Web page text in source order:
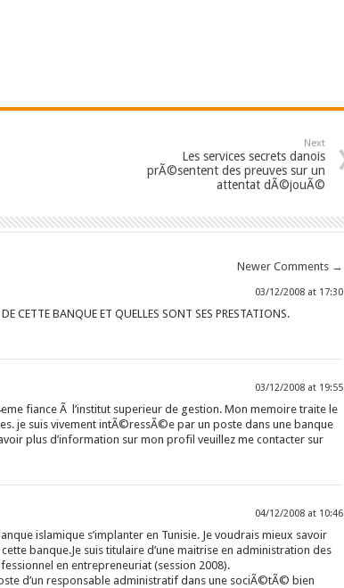
Next
Les services secrets danois
prÃ©sentent des preuves sur un
attentat dÃ©jouÃ©
Newer Comments →
03/12/2008 at 17:30
CETTE BANQUE ET QUELLES SONT SES PRESTATIONS.
03/12/2008 at 19:55
fiance Ã l’institut superieur de gestion. Mon memoire traite le
je suis vivement intÃ©ressÃ©e par un poste dans une banque
plus d’information sur mon profil veuillez me contacter sur
04/12/2008 at 10:46
islamique s’implanter en Tunisie. Je voudrais mieux savoir
banque.Je suis titulaire d’une maitrise en administration des
en entrepreneuriat (session 2008).
d’un responsable administratif dans une sociÃ©tÃ© bien